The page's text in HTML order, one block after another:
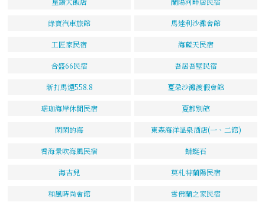
綠寶汽車旅館 馬達利沙灘會館
工匠家民宿 海藍天民宿
合盛66民宿 吾居吾墅民宿
新打馬煙558.8 夏朶沙灘渡假會館
琚珈海岸休閒民宿 夏都別館
閑閑的海 東森海洋溫泉酒店(一、二館)
看海景吹海風民宿 蜻蜓石
海吉兒 莫札特蘭陽民宿
和風時尚會館 雪佛蘭之家民宿